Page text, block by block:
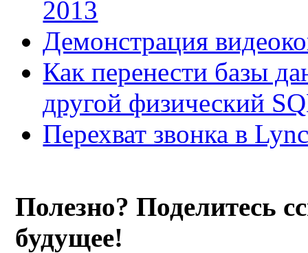
2013
Демонстрация
Как перенести базы
другой физический
Перехват звонка в
Полезно? Поделитесь
будущее!